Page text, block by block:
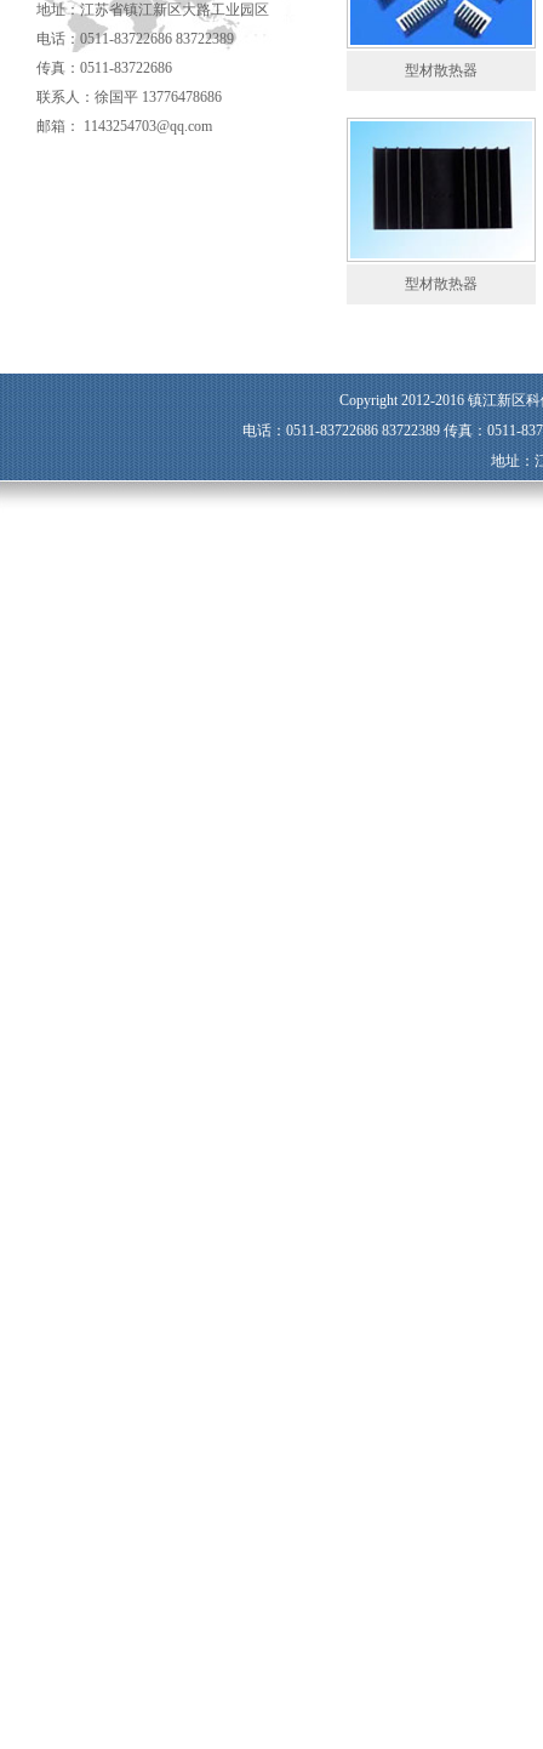
地址：江苏省镇江新区大路工业园区
电话：0511-83722686 83722389
传真：0511-83722686
联系人：徐国平 13776478686
邮箱： 1143254703@qq.com
型材散热器
型材散热器
Copyright 2012-2016 镇江新区
电话：0511-83722686 83722389 传真：0511-
地址：